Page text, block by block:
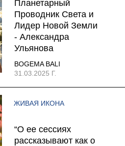
Планетарный
Проводник Света и
Лидер Новой Земли
- Александра
Ульянова
BOGEMA BALI
31.03.2025 Г.
“О ее сессиях
рассказывают как о
ЖИВАЯ ИКОНА